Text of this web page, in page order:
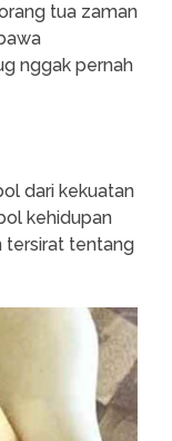
tua zaman
nggak pernah
dari kekuatan
kehidupan
tersirat tentang